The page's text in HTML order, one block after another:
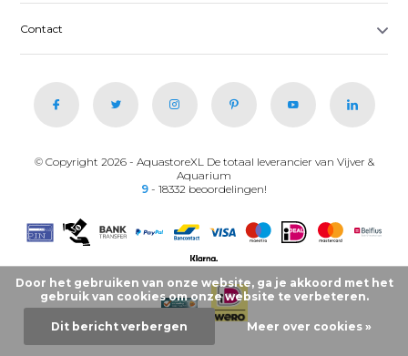
Contact
© Copyright 2026 - AquastoreXL De totaal leverancier van Vijver &
Aquarium
9 - 18332 beoordelingen!
Door het gebruiken van onze website, ga je akkoord met het
gebruik van cookies om onze website te verbeteren.
Dit bericht verbergen Meer over cookies »